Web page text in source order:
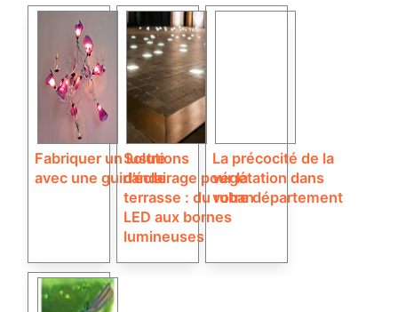
Fabriquer un lustre
avec une guirlande
Solutions
d’éclairage pour la
terrasse : du ruban
LED aux bornes
lumineuses
La précocité de la
végétation dans
votre département